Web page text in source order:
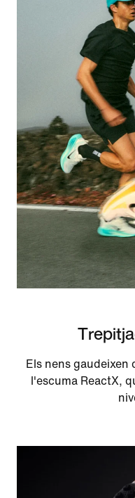
Els nens
l'escuma ReactX,